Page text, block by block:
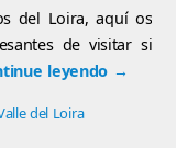
del Loira, aquí os
de visitar si
leyendo →
del Loira